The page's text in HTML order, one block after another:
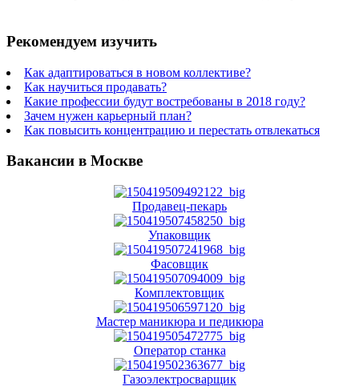
Рекомендуем изучить
Как адаптироваться в новом коллективе?
Как научиться продавать?
Какие профессии будут востребованы в 2018 году?
Зачем нужен карьерный план?
Как повысить концентрацию и перестать отвлекаться
Вакансии в Москве
Продавец-пекарь
Упаковщик
Фасовщик
Комплектовщик
Мастер маникюра и педикюра
Оператор станка
Газоэлектросварщик